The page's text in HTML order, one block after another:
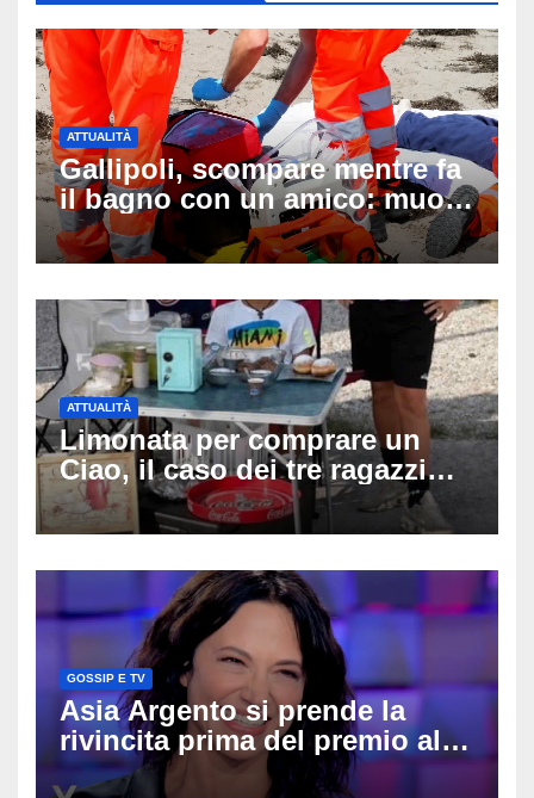
ATTUALITÀ
Gallipoli, scompare mentre fa
il bagno con un amico: muore
a 19 anni dopo 45 minuti di
disperati tentativi di
ATTUALITÀ
Limonata per comprare un
Ciao, il caso dei tre ragazzi
divide l’Italia: Fedriga li invita
in Regione, Vannacci li
GOSSIP E TV
Asia Argento si prende la
rivincita prima del premio alla
carriera: «Mi chiamano